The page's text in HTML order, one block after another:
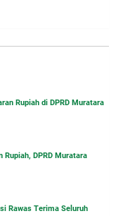
Rupiah di DPRD Muratara
Rupiah, DPRD Muratara
Rawas Terima Seluruh